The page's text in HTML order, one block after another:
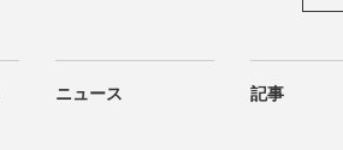
ニュース 記事